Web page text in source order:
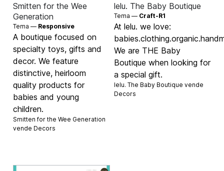
Smitten for the Wee
Generation
Tema — Responsive
A boutique focused on
specialty toys, gifts and
decor. We feature
distinctive, heirloom
quality products for
babies and young
children.
Smitten for the Wee Generation
vende Decors
lelu. The Baby Boutique
Tema — Craft-R1
At lelu. we love:
We are THE Baby
Boutique when looking for
a special gift.
lelu. The Baby Boutique vende
Decors